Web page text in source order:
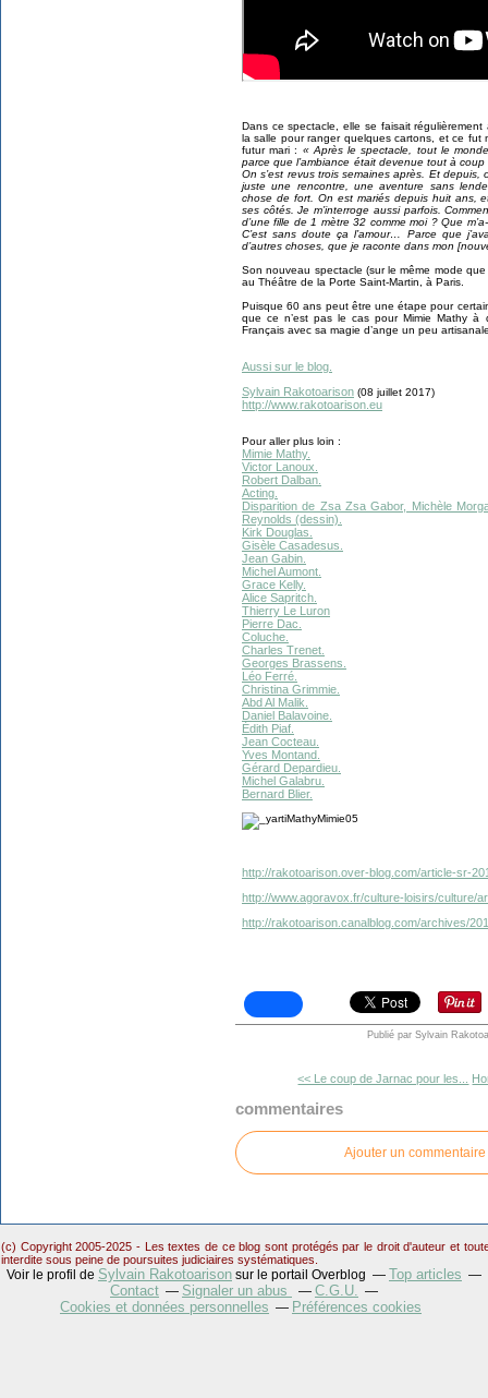
Dans ce spectacle, elle se faisait
la salle pour ranger quelques cartons, et ce fut
futur mari : « Après le spectacle, tout le
parce que l’ambiance était devenue tout à
On s’est revus trois semaines après. Et
juste une rencontre, une aventure sans
chose de fort. On est mariés depuis huit ans,
ses côtés. Je m’interroge aussi parfois.
d’une fille de 1 mètre 32 comme moi ? Que
C’est sans doute ça l’amour… Parce que
d’autres choses, que je raconte dans mon
Son nouveau spectacle (sur le même mode
au Théâtre de la Porte Saint-Martin, à Paris.
Puisque 60 ans peut être une étape pour
que ce n’est pas le cas pour Mimie Mathy
Français avec sa magie d’ange un peu
Aussi sur le blog.
Sylvain Rakotoarison (08 juillet 2017)
http://www.rakotoarison.eu
Pour aller plus loin :
Mimie Mathy.
Victor Lanoux.
Robert Dalban.
Acting.
Disparition de Zsa Zsa Gabor, Michèle
Reynolds (dessin).
Kirk Douglas.
Gisèle Casadesus.
Jean Gabin.
Michel Aumont.
Grace Kelly.
Alice Sapritch.
Thierry Le Luron
Pierre Dac.
Coluche.
Charles Trenet.
Georges Brassens.
Léo Ferré.
Christina Grimmie.
Abd Al Malik.
Daniel Balavoine.
Édith Piaf.
Jean Cocteau.
Yves Montand.
Gérard Depardieu.
Michel Galabru.
Bernard Blier.
http://rakotoarison.over-blog.com/article-sr-
http://www.agoravox.fr/culture-loisirs/culture/
http://rakotoarison.canalblog.com/archives/
Publié par Sylvain
<< Le coup de Jarnac pour les...
commentaires
Ajouter un commentaire
(c) Copyright 2005-2025 - Les textes de ce blog sont protégés par le droit d'auteur et
interdite sous peine de poursuites judiciaires systématiques.
Voir le profil de Sylvain Rakotoarison sur le portail Overblog
Top articles
Contact
Signaler un abus
C.G.U.
Cookies et données personnelles
Préférences cookies